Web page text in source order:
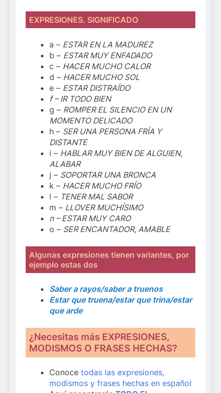
EXPRESIONES. SIGNIFICADO
a – ESTAR EN LA MADUREZ
b – ESTAR MUY ENFADADO
c – HACER MUCHO CALOR
d – HACER MUCHO SOL
e – ESTAR DISTRAÍDO
f – IR TODO BIEN
g – ROMPER EL SILENCIO EN UN
MOMENTO DELICADO
h – SER UNA PERSONA FRÍA Y
DISTANTE
i – HABLAR MUY BIEN DE ALGUIEN,
ALABAR
j – SOPORTAR UNA BRONCA
k – HACER MUCHO FRÍO
l – TENER MAL SABOR
m – LLOVER MUCHÍSIMO
n – ESTAR MUY CARO
o – SER ENCANTADOR, AMABLE
Algunas expresiones tienen variantes, por
ejemplo estas dos
Saber a rayos/saber a truenos
Estar que truena/estar que trina/estar
que arde
¿Necesitas más EXPRESIONES,
MODISMOS O FRASES HECHAS?
Conoce todas las expresiones,
modismos y frases hechas en español